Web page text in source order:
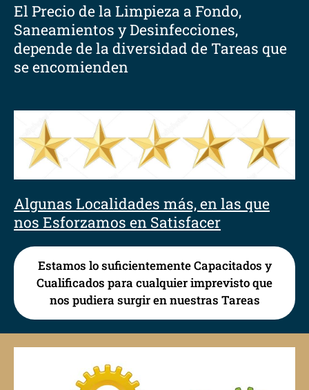
El Precio de la Limpieza a Fondo,
Saneamientos y Desinfecciones,
depende de la diversidad de Tareas que
se encomienden
Algunas Localidades más, en las que
nos Esforzamos en Satisfacer
Estamos lo suficientemente Capacitados y
Cualificados para cualquier imprevisto que
nos pudiera surgir en nuestras Tareas